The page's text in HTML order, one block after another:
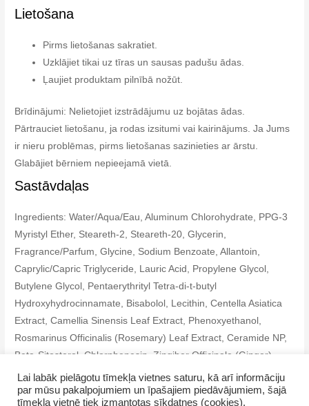
Lietošana
Pirms lietošanas sakratiet.
Uzklājiet tikai uz tīras un sausas padušu ādas.
Ļaujiet produktam pilnībā nožūt.
Brīdinājumi: Nelietojiet izstrādājumu uz bojātas ādas.
Pārtrauciet lietošanu, ja rodas izsitumi vai kairinājums. Ja Jums
ir nieru problēmas, pirms lietošanas sazinieties ar ārstu.
Glabājiet bērniem nepieejamā vietā.
Sastāvdaļas
Ingredients: Water/Aqua/Eau, Aluminum Chlorohydrate, PPG-3
Myristyl Ether, Steareth-2, Steareth-20, Glycerin,
Fragrance/Parfum, Glycine, Sodium Benzoate, Allantoin,
Caprylic/Capric Triglyceride, Lauric Acid, Propylene Glycol,
Butylene Glycol, Pentaerythrityl Tetra-di-t-butyl
Hydroxyhydrocinnamate, Bisabolol, Lecithin, Centella Asiatica
Extract, Camellia Sinensis Leaf Extract, Phenoxyethanol,
Rosmarinus Officinalis (Rosemary) Leaf Extract, Ceramide NP,
Beta-Sitosterol, Chlorphenesin, Zingiber Officinale (Ginger)
Root Extract, Tocopherol, Geraniol, Limonene, Linalool.
Lai labāk pielāgotu tīmekļa vietnes saturu, kā arī informāciju
par mūsu pakalpojumiem un īpašajiem piedāvājumiem, šajā
tīmekļa vietnē tiek izmantotas sīkdatnes (cookies).